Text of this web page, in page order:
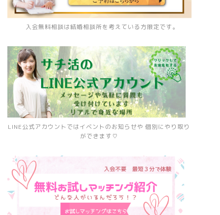
入会無料相談は結婚相談所を考えている方限定です。
LINE公式アカウントではイベントのお知らせや 個別にやり取り
ができます♡